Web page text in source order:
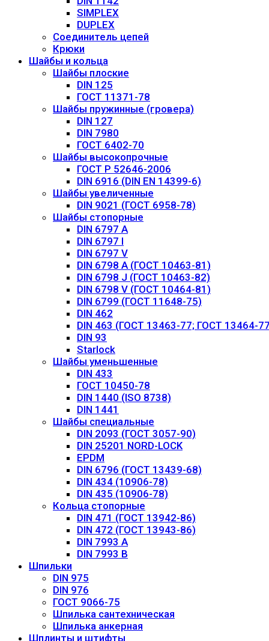
SIMPLEX
DUPLEX
Соединитель цепей
Крюки
Шайбы и кольца
Шайбы плоские
DIN 125
ГОСТ 11371-78
Шайбы пружинные (гровера)
DIN 127
DIN 7980
ГОСТ 6402-70
Шайбы высокопрочные
ГОСТ Р 52646-2006
DIN 6916 (DIN EN 14399-6)
Шайбы увеличенные
DIN 9021 (ГОСТ 6958-78)
Шайбы стопорные
DIN 6797 А
DIN 6797 I
DIN 6797 V
DIN 6798 A (ГОСТ 10463-81)
DIN 6798 J (ГОСТ 10463-82)
DIN 6798 V (ГОСТ 10464-81)
DIN 6799 (ГОСТ 11648-75)
DIN 462
DIN 463 (ГОСТ 13463-77; ГОСТ 13464-
DIN 93
Starlock
Шайбы уменьшенные
DIN 433
ГОСТ 10450-78
DIN 1440 (ISO 8738)
DIN 1441
Шайбы специальные
DIN 2093 (ГОСТ 3057-90)
DIN 25201 NORD-LOCK
EPDM
DIN 6796 (ГОСТ 13439-68)
DIN 434 (10906-78)
DIN 435 (10906-78)
Кольца стопорные
DIN 471 (ГОСТ 13942-86)
DIN 472 (ГОСТ 13943-86)
DIN 7993 А
DIN 7993 B
Шпильки
DIN 975
DIN 976
ГОСТ 9066-75
Шпилька сантехническая
Шпилька анкерная
Шплинты и штифты